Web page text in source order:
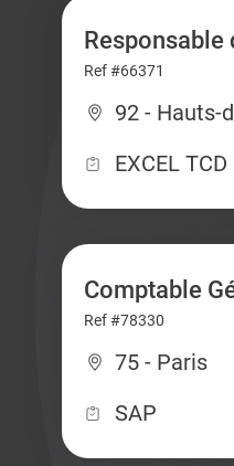
Responsable
Ref #66371
92 - Hauts-
EXCEL TCD
Comptable
Ref #78330
75 - Paris
SAP